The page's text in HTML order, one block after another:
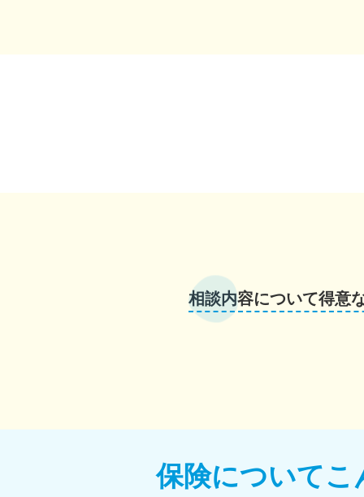
相談内容について得意
保険についてこ